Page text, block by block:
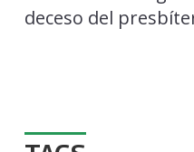
deceso del